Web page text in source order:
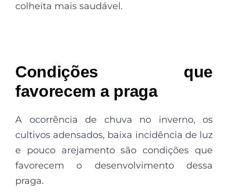
colheita mais saudável.
Condições que
favorecem a praga
A ocorrência de chuva no inverno, os
cultivos adensados, baixa incidência de luz
e pouco arejamento são condições que
favorecem o desenvolvimento dessa
praga.